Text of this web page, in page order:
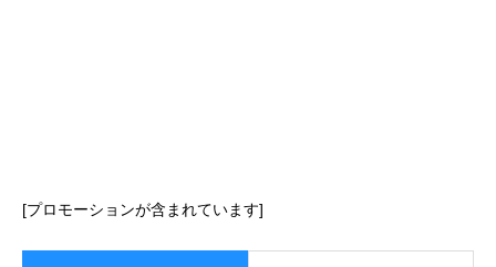
[プロモーションが含まれています]